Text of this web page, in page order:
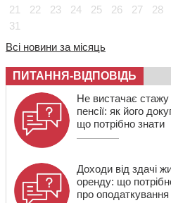
21
22 23 24 25 26 27 28
31
Всі новини за місяць
ПИТАННЯ-ВІДПОВІДЬ
Не вистачає
пенсії: як його
що потрібно знати
Доходи від здачі
оренду: що
про оподаткування